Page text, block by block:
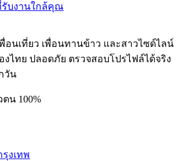
รับงานใกล้คุณ
นเที่ยว เพื่อนทานข้าว และสาวไซด์ไลน์
ไทย ปลอดภัย ตรวจสอบโปรไฟล์ได้จริง
วัน
น 100%
งเทพ